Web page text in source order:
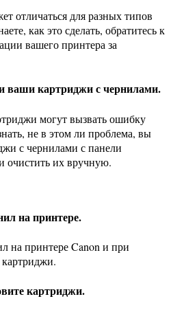
отличаться для разных типов
как это сделать, обратитесь к
вашего принтера за
ваши картриджи с чернилами.
могут вызвать ошибку
не в этом ли проблема, вы
с чернилами с панели
очистить их вручную.
на принтере.
на принтере Canon и при
картриджи.